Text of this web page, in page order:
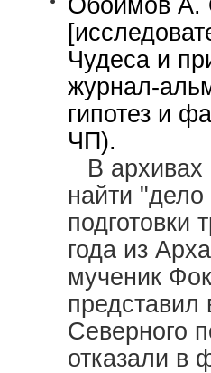
Обоимов А.
Чудеса и
журнал-
гипотез и
ЧП).
В архивах
найти
подготовки
года из
мученик
Северного
отказали в